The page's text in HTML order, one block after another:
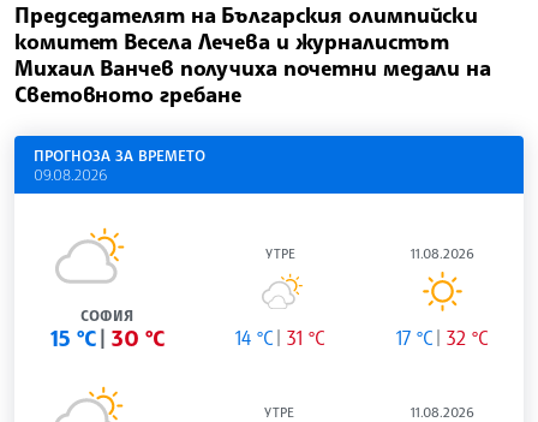
Председателят на Българския олимпийски
комитет Весела Лечева и журналистът
Михаил Ванчев получиха почетни медали на
Световното гребане
ПРОГНОЗА ЗА ВРЕМЕТО
09.08.2026
СОФИЯ
15 °C 30 °C
УТРЕ
14 °C 31 °C
11.08.2026
17 °C 32 °C
УТРЕ 11.08.2026